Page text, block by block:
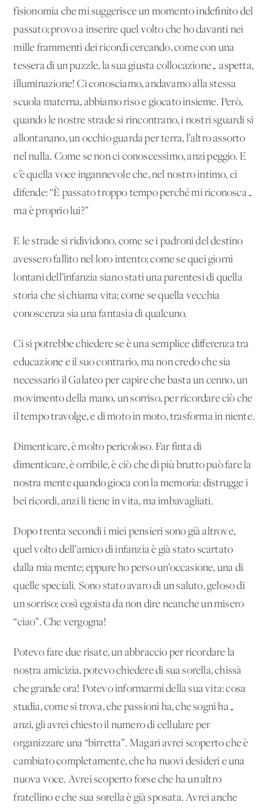
fisionomia che mi suggerisce un momento indefinito del
passato; provo a inserire quel volto che ho davanti nei
mille frammenti dei ricordi cercando, come con una
tessera di un puzzle, la sua giusta collocazione… aspetta,
illuminazione! Ci conosciamo, andavamo alla stessa
scuola materna, abbiamo riso e giocato insieme. Però,
quando le nostre strade si rincontrano, i nostri sguardi si
allontanano, un occhio guarda per terra, l’altro assorto
nel nulla. Come se non ci conoscessimo, anzi peggio. E
c’è quella voce ingannevole che, nel nostro intimo, ci
difende: “È passato troppo tempo perché mi riconosca…
ma è proprio lui?”
E le strade si ridividono, come se i padroni del destino
avessero fallito nel loro intento; come se quei giorni
lontani dell’infanzia siano stati una parentesi di quella
storia che si chiama vita; come se quella vecchia
conoscenza sia una fantasia di qualcuno.
Ci si potrebbe chiedere se è una semplice differenza tra
educazione e il suo contrario, ma non credo che sia
necessario il Galateo per capire che basta un cenno, un
movimento della mano, un sorriso, per ricordare ciò che
il tempo travolge, e di moto in moto, trasforma in niente.
Dimenticare, è molto pericoloso. Far finta di
dimenticare, è orribile, è ciò che di più brutto può fare la
nostra mente quando gioca con la memoria: distrugge i
bei ricordi, anzi li tiene in vita, ma imbavagliati.
Dopo trenta secondi i miei pensieri sono già altrove,
quel volto dell’amico di infanzia è già stato scartato
dalla mia mente; eppure ho perso un’occasione, una di
quelle speciali. Sono stato avaro di un saluto, geloso di
un sorriso; così egoista da non dire neanche un misero
“ciao”. Che vergogna!
Potevo fare due risate, un abbraccio per ricordare la
nostra amicizia, potevo chiedere di sua sorella, chissà
che grande ora! Potevo informarmi della sua vita: cosa
studia, come si trova, che passioni ha, che sogni ha…
anzi, gli avrei chiesto il numero di cellulare per
organizzare una “birretta”. Magari avrei scoperto che è
cambiato completamente, che ha nuovi desideri e una
nuova voce. Avrei scoperto forse che ha un altro
fratellino e che sua sorella è già sposata. Avrei anche